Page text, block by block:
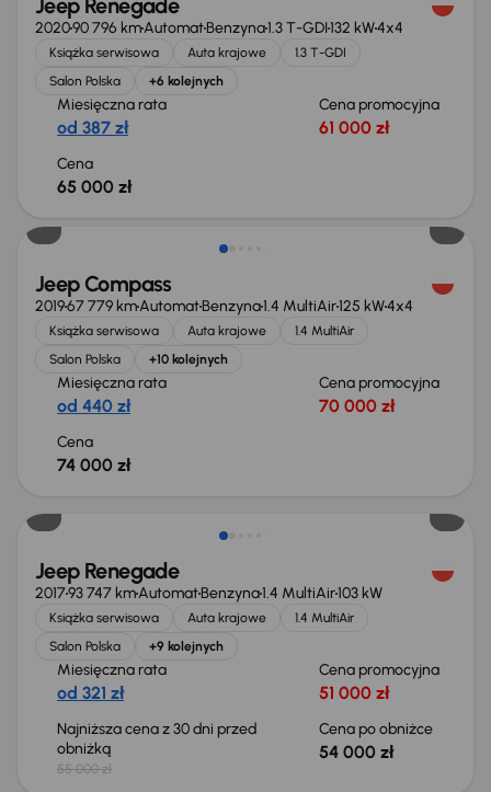
Jeep Renegade
202090 796 kmAutomatBenzyna1.3 T-GDI132 kW4x4
Książka serwisowa Auta krajowe
1.3 T-GDI
Salon Polska
+6 kolejnych
Miesięczna rata
od 387 zł
Cena promocyjna
61 000 zł
Cena
65 000 zł
Jeep Compass
201967 779 kmAutomatBenzyna1.4 MultiAir125 kW4x4
Książka serwisowa Auta krajowe
1.4 MultiAir
Salon Polska
+10 kolejnych
Miesięczna rata
od 440 zł
Cena promocyjna
70 000 zł
Cena
74 000 zł
Jeep Renegade
201793 747 kmAutomatBenzyna1.4 MultiAir103 kW
Książka serwisowa Auta krajowe
1.4 MultiAir
Salon Polska
+9 kolejnych
Miesięczna rata
od 321 zł
Cena promocyjna
51 000 zł
Najniższa cena z 30 dni przed
obniżką
55 000 zł
Cena po obniżce
54 000 zł
Taniej o 1 000 zł